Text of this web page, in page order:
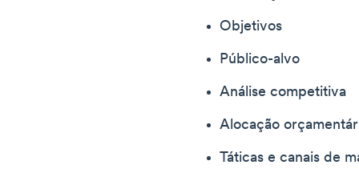
Objetivos
Público-alvo
Análise competitiva
Alocação
Táticas e canais de